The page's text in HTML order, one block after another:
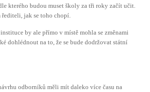
kterého budou muset školy za tři roky začít učit.
řediteli, jak se toho chopí.
by ale přímo v místě mohla se změnami
dohlédnout na to, že se bude dodržovat státní
odborníků měli mít daleko více času na